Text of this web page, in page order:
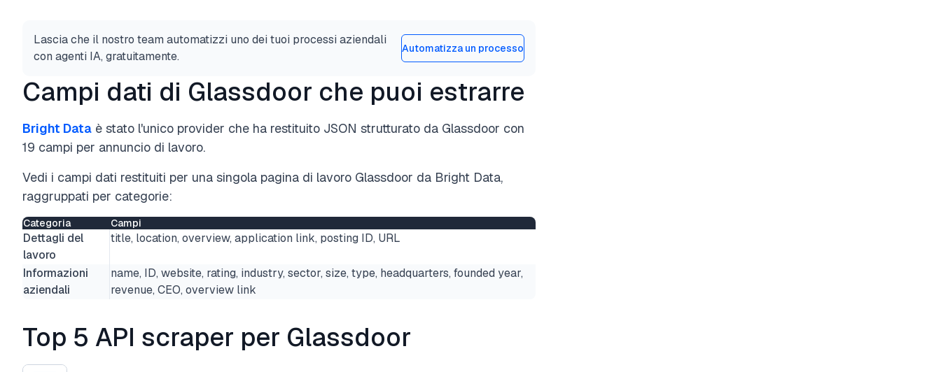
Lascia che il nostro team automatizzi uno dei tuoi processi aziendali
con agenti IA, gratuitamente.
Automatizza un processo
Campi dati di Glassdoor che puoi estrarre
Bright Data è stato l'unico provider che ha restituito JSON strutturato da Glassdoor con
19 campi per annuncio di lavoro.
Vedi i campi dati restituiti per una singola pagina di lavoro Glassdoor da Bright Data,
raggruppati per categorie:
Categoria Campi
Dettagli del
lavoro
title, location, overview, application link, posting ID, URL
Informazioni
aziendali
name, ID, website, rating, industry, sector, size, type, headquarters, founded year,
revenue, CEO, overview link
Top 5 API scraper per Glassdoor